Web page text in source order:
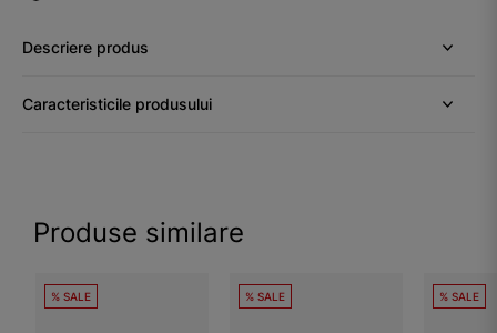
Descriere produs
Caracteristicile produsului
Produse similare
% SALE % SALE % SALE